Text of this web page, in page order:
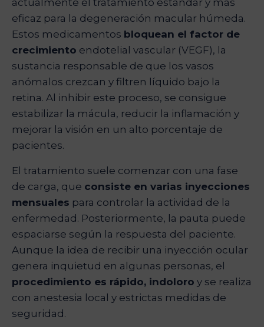
actualmente el tratamiento estándar y más
eficaz para la degeneración macular húmeda.
Estos medicamentos bloquean el factor de
crecimiento endotelial vascular (VEGF), la
sustancia responsable de que los vasos
anómalos crezcan y filtren líquido bajo la
retina. Al inhibir este proceso, se consigue
estabilizar la mácula, reducir la inflamación y
mejorar la visión en un alto porcentaje de
pacientes.
El tratamiento suele comenzar con una fase
de carga, que consiste en varias inyecciones
mensuales para controlar la actividad de la
enfermedad. Posteriormente, la pauta puede
espaciarse según la respuesta del paciente.
Aunque la idea de recibir una inyección ocular
genera inquietud en algunas personas, el
procedimiento es rápido, indoloro y se realiza
con anestesia local y estrictas medidas de
seguridad.